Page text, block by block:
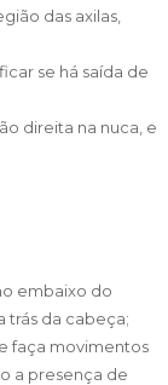
das axilas,
se há saída de
direita na nuca, e
embaixo do
trás da cabeça;
faça movimentos
a presença de